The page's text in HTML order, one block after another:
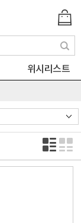
색
위시리스트